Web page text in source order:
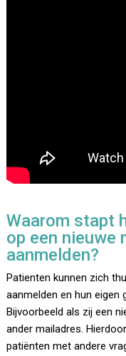
Waarom stapt
op een nieuwe
aanmelden?
Patienten kunnen zich
aanmelden en hun
Bijvoorbeeld als zij een
ander mailadres.
patiënten met andere